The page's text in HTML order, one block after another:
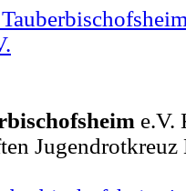
e.V.